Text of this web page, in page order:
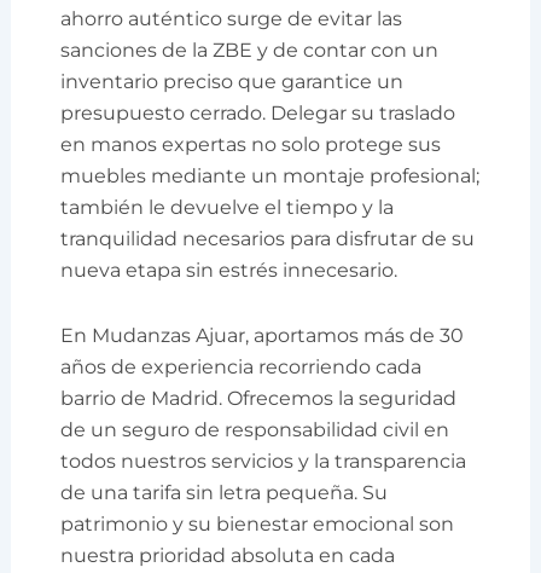
ahorro auténtico surge de evitar las
sanciones de la ZBE y de contar con un
inventario preciso que garantice un
presupuesto cerrado. Delegar su traslado
en manos expertas no solo protege sus
muebles mediante un montaje profesional;
también le devuelve el tiempo y la
tranquilidad necesarios para disfrutar de su
nueva etapa sin estrés innecesario.
En Mudanzas Ajuar, aportamos más de 30
años de experiencia recorriendo cada
barrio de Madrid. Ofrecemos la seguridad
de un seguro de responsabilidad civil en
todos nuestros servicios y la transparencia
de una tarifa sin letra pequeña. Su
patrimonio y su bienestar emocional son
nuestra prioridad absoluta en cada